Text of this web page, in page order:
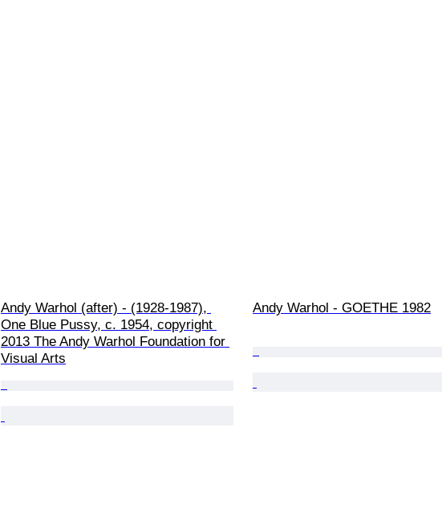
Andy Warhol (after) - (1928-1987),
One Blue Pussy, c. 1954, copyright
2013 The Andy Warhol Foundation for
Visual Arts
Andy Warhol - GOETHE 1982